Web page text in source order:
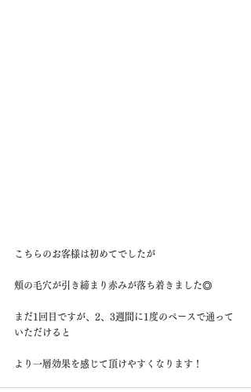
こちらのお客様は初めてでしたが
頬の毛穴が引き締まり赤みが落ち着きました◎
まだ1回目ですが、2、3週間に1度のペースで通って
いただけると
より一層効果を感じて頂けやすくなります！